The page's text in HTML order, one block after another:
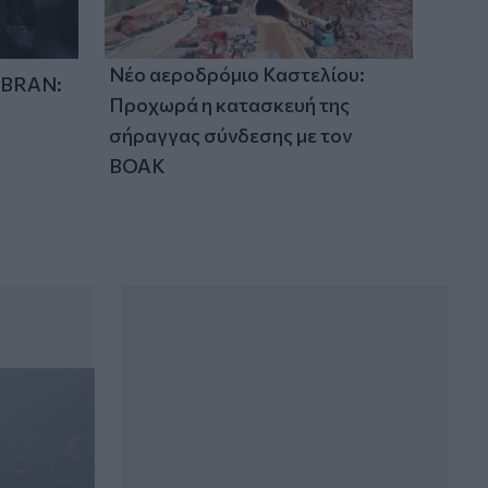
Νέο αεροδρόμιο Καστελίου:
Προχωρά η κατασκευή της
σήραγγας σύνδεσης με τον
ΒΟΑΚ